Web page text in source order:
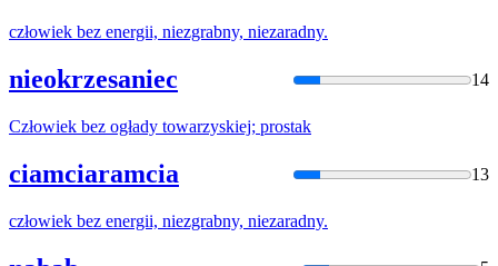
człowiek bez energii, niezgrabny, niezaradny.
nieokrzesaniec 14
Człowiek bez ogłady towarzyskiej; prostak
ciamciaramcia 13
człowiek bez energii, niezgrabny, niezaradny.